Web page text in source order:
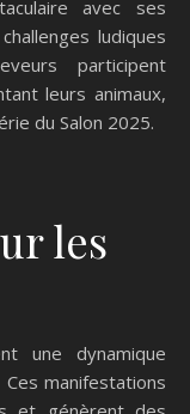
avec ses
ludiques
participent
leurs animaux,
du Salon 2025.
les
une dynamique
manifestations